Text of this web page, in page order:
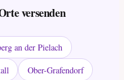
versenden
an der Pielach
Ober-Grafendorf